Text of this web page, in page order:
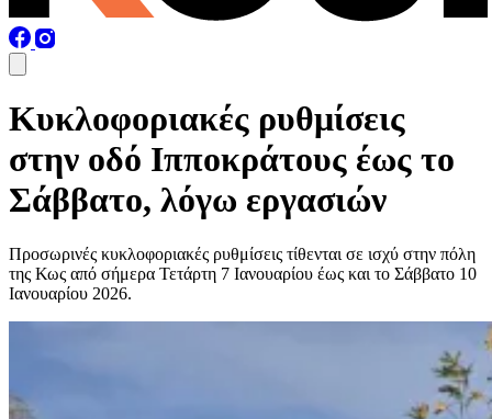
Κυκλοφοριακές ρυθμίσεις
στην οδό Ιπποκράτους έως το
Σάββατο, λόγω εργασιών
Προσωρινές κυκλοφοριακές ρυθμίσεις τίθενται σε ισχύ στην πόλη
της Κως από σήμερα Τετάρτη 7 Ιανουαρίου έως και το Σάββατο 10
Ιανουαρίου 2026.